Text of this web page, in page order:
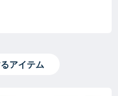
アイテム